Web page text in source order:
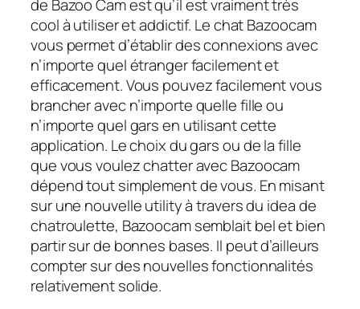
de Bazoo Cam est qu’il est vraiment très
cool à utiliser et addictif. Le chat Bazoocam
vous permet d’établir des connexions avec
n’importe quel étranger facilement et
efficacement. Vous pouvez facilement vous
brancher avec n’importe quelle fille ou
n’importe quel gars en utilisant cette
application. Le choix du gars ou de la fille
que vous voulez chatter avec Bazoocam
dépend tout simplement de vous. En misant
sur une nouvelle utility à travers du idea de
chatroulette, Bazoocam semblait bel et bien
partir sur de bonnes bases. Il peut d’ailleurs
compter sur des nouvelles fonctionnalités
relativement solide.